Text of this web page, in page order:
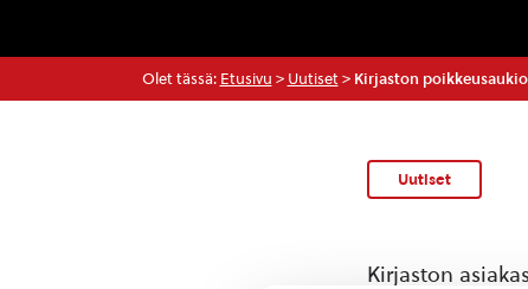
Olet tässä: Etusivu > Uutiset> Kirjaston
Uutiset
Kirjaston